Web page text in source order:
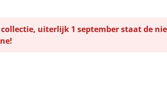
uiterlijk 1 september staat de